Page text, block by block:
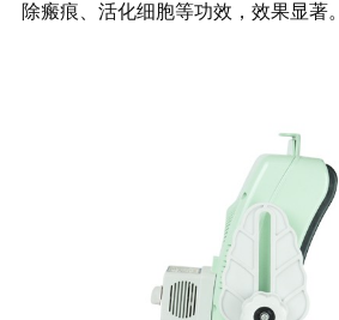
除瘢痕、活化细胞等功效，效果显著。